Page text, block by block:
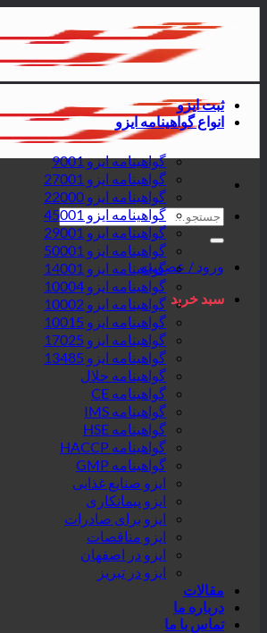
جستجو
برای:
ورود / عضویت
سبد خرید
ثبت ایزو
انواع گواهینامه ایزو
گواهینامه ایزو 9001
گواهینامه ایزو 27001
گواهینامه ایزو 22000
گواهینامه ایزو 45001
گواهینامه ایزو 29001
گواهینامه ایزو 50001
گواهینامه ایزو 14001
گواهینامه ایزو 10004
گواهینامه ایزو 10002
گواهینامه ایزو 10015
گواهینامه ایزو 17025
گواهینامه ایزو 13485
گواهینامه حلال
گواهینامه CE
گواهینامه IMS
گواهینامه HSE
گواهینامه HACCP
گواهینامه GMP
ایزو صنایع غذایی
ایزو پیمانکاری
ایزو برای صادرات
ایزو مناقصات
ایزو در اصفهان
ایزو در تبریز
مقالات
درباره ما
تماس با ما